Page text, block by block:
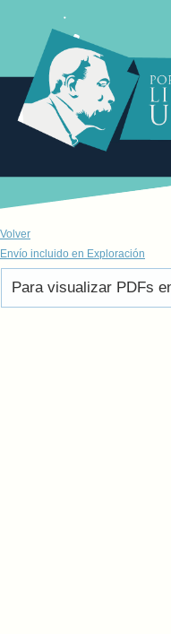
Volver
Envío incluido en Exploración
Para visualizar PDFs